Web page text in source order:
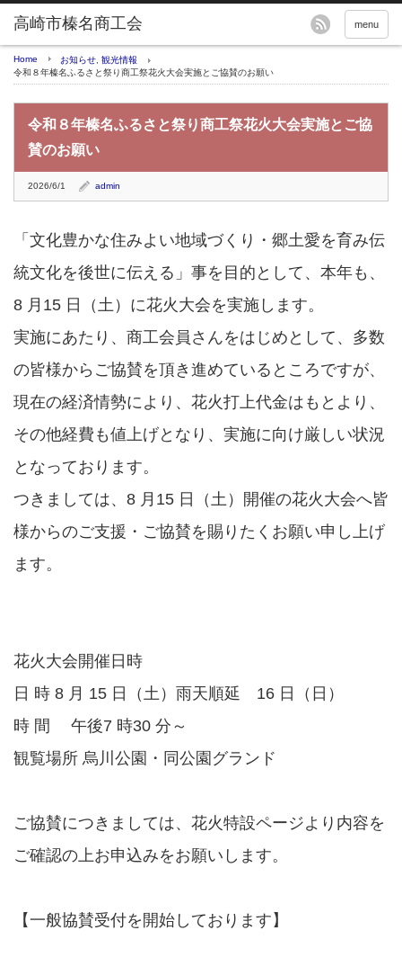
menu
Home お知らせ 観光情報
令和８年榛名ふるさと祭り商工祭花火大会実施とご協賛のお願い
令和８年榛名ふるさと祭り商工祭花火大会実施とご協
賛のお願い
2026/6/1 admin
「文化豊かな住みよい地域づくり・郷土愛を育み伝
統文化を後世に伝える」事を目的として、本年も、
8 月15 日（土）に花火大会を実施します。
実施にあたり、商工会員さんをはじめとして、多数
の皆様からご協賛を頂き進めているところですが、
現在の経済情勢により、花火打上代金はもとより、
その他経費も値上げとなり、実施に向け厳しい状況
となっております。
つきましては、8 月15 日（土）開催の花火大会へ皆
様からのご支援・ご協賛を賜りたくお願い申し上げ
ます。
花火大会開催日時
日 時 8 月 15 日（土）雨天順延 16 日（日）
時 間 午後7 時30 分～
観覧場所 烏川公園・同公園グランド
ご協賛につきましては、花火特設ページより内容を
ご確認の上お申込みをお願いします。
【一般協賛受付を開始しております】